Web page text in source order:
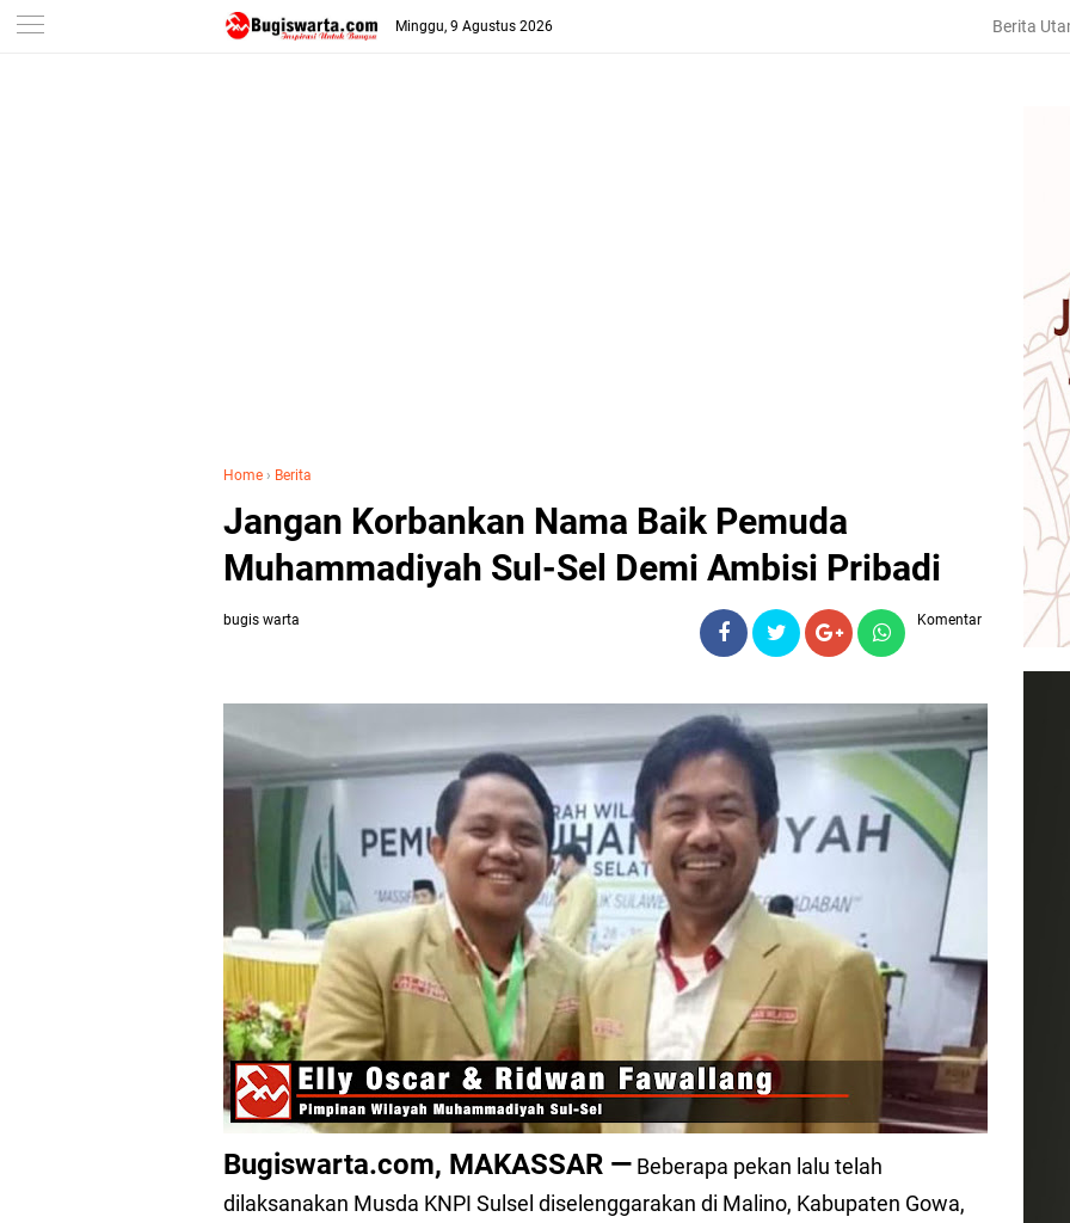
-->
Minggu, 9 Agustus 2026 Berita
Home › Berita
Jangan Korbankan Nama Baik Pemuda
Muhammadiyah Sul-Sel Demi Ambisi Pribadi
bugis warta Komentar
Bugiswarta.com, MAKASSAR — Beberapa pekan lalu telah
dilaksanakan Musda KNPI Sulsel diselenggarakan di Malino, Kabupaten Gowa,